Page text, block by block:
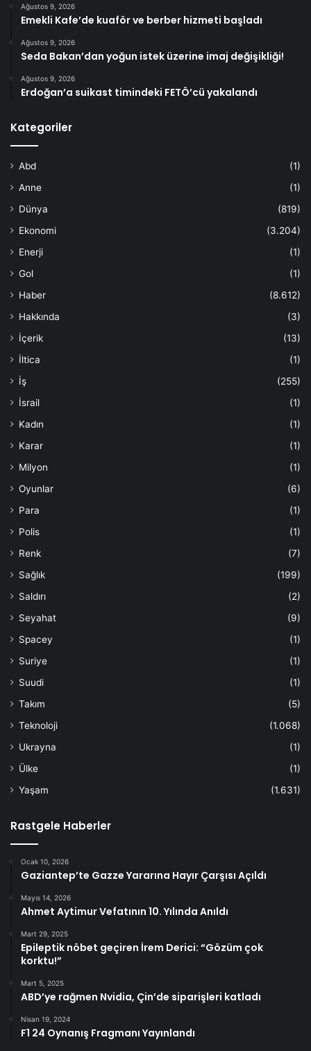
Ağustos 9, 2026
Emekli Kafe’de kuaför ve berber hizmeti başladı
Ağustos 9, 2026
Seda Bakan’dan yoğun istek üzerine imaj değişikliği!
Ağustos 9, 2026
Erdoğan’a suikast timindeki FETÖ’cü yakalandı
Kategoriler
Abd
(1)
Anne
(1)
Dünya
(819)
Ekonomi
(3.204)
Enerji
(1)
Gol
(1)
Haber
(8.612)
Hakkında
(3)
İçerik
(13)
İltica
(1)
İş
(255)
İsrail
(1)
Kadın
(1)
Karar
(1)
Milyon
(1)
Oyunlar
(6)
Para
(1)
Polis
(1)
Renk
(7)
Sağlık
(199)
Saldırı
(2)
Seyahat
(9)
Spacey
(1)
Suriye
(1)
Suudi
(1)
Takım
(5)
Teknoloji
(1.068)
Ukrayna
(1)
Ülke
(1)
Yaşam
(1.631)
Rastgele Haberler
Ocak 10, 2026
Gaziantep’te Gazze Yararına Hayır Çarşısı Açıldı
Mayıs 14, 2026
Ahmet Aytimur Vefatının 10. Yılında Anıldı
Mart 29, 2025
Epileptik nöbet geçiren İrem Derici: “Gözüm çok
korktu!”
Mart 5, 2025
ABD’ye rağmen Nvidia, Çin’de siparişleri katladı
Nisan 19, 2024
F1 24 Oynanış Fragmanı Yayınlandı